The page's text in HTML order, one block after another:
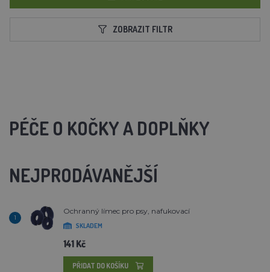
ZOBRAZIT FILTR
PÉČE O KOČKY A DOPLŇKY
NEJPRODÁVANĚJŠÍ
1
Ochranný límec pro psy, nafukovací
SKLADEM
141 Kč
PŘIDAT DO KOŠÍKU